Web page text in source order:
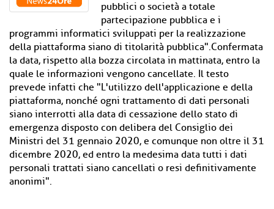
pubblici o società a totale
partecipazione pubblica e i
programmi informatici sviluppati per la realizzazione
della piattaforma siano di titolarità pubblica".Confermata
la data, rispetto alla bozza circolata in mattinata, entro la
quale le informazioni vengono cancellate. Il testo
prevede infatti che "L'utilizzo dell'applicazione e della
piattaforma, nonché ogni trattamento di dati personali
siano interrotti alla data di cessazione dello stato di
emergenza disposto con delibera del Consiglio dei
Ministri del 31 gennaio 2020, e comunque non oltre il 31
dicembre 2020, ed entro la medesima data tutti i dati
personali trattati siano cancellati o resi definitivamente
anonimi".